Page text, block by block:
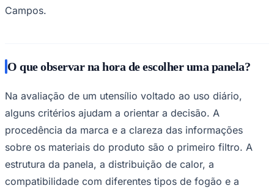
Campos.
O que observar na hora de escolher uma panela?
Na avaliação de um utensílio voltado ao uso diário,
alguns critérios ajudam a orientar a decisão. A
procedência da marca e a clareza das informações
sobre os materiais do produto são o primeiro filtro. A
estrutura da panela, a distribuição de calor, a
compatibilidade com diferentes tipos de fogão e a